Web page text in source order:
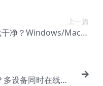
上一篇
净？Windows/Mac彻
设备同时在线规